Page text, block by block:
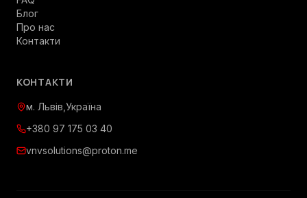
Блог
Про нас
Контакти
КОНТАКТИ
м. Львів Україна
+380 97 175 03 40
vnvsolutions@proton.me